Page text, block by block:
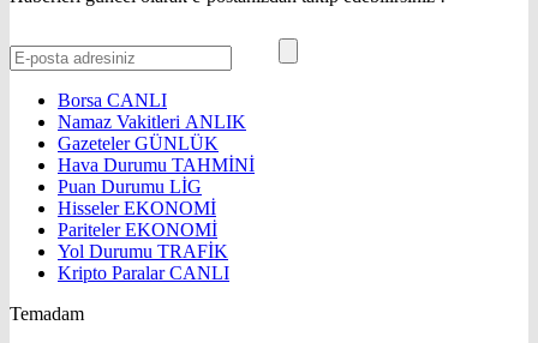
Borsa CANLI
Namaz Vakitleri ANLIK
GazetelerGÜNLÜK
Hava Durumu TAHMİNİ
Puan Durumu LİG
HisselerEKONOMİ
ParitelerEKONOMİ
Yol Durumu TRAFİK
Kripto ParalarCANLI
Temadam